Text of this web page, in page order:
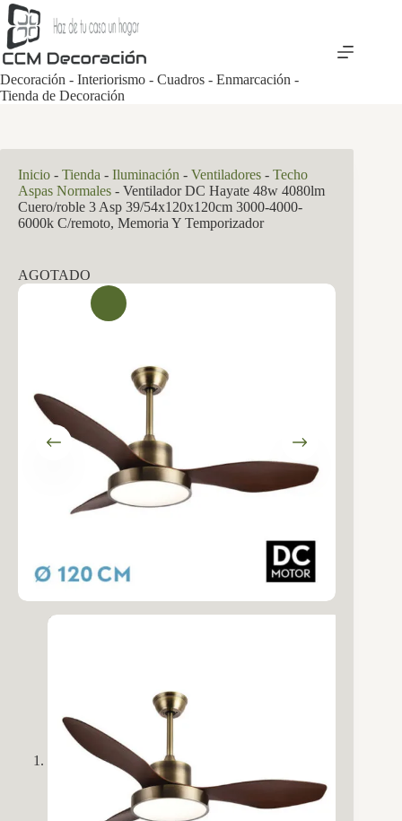
Saltar
al
contenido
Decoración - Interiorismo - Cuadros - Enmarcación -
Tienda de Decoración
Inicio - Tienda - Iluminación - Ventiladores - Techo
Aspas Normales - Ventilador DC Hayate 48w 4080lm
Cuero/roble 3 Asp 39/54x120x120cm 3000-4000-
6000k C/remoto, Memoria Y Temporizador
AGOTADO